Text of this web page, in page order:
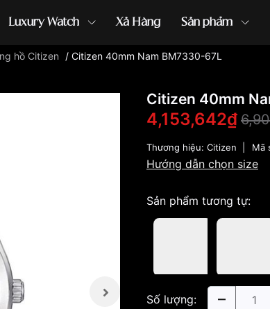
Luxury Watch Xả Hàng Sản phẩm
G-Shock đồng hồ Orient ...
hồ Citizen / Citizen 40mm Nam BM7330-67L
Citizen 40mm
4,153,642₫
Thương hiệu: Citizen Mã
Hướng dẫn chọn size
Sản phẩm tương tự:
Số lượng: